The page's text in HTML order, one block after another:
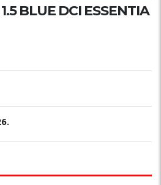
BLUE DCI ESSENTIA